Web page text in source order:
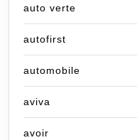
auto verte
autofirst
automobile
aviva
avoir